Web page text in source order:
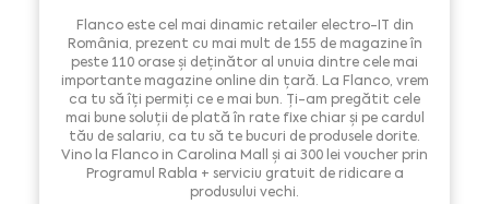
Flanco este cel mai dinamic retailer electro-IT din
România, prezent cu mai mult de 155 de magazine în
peste 110 orase și deținător al unuia dintre cele mai
importante magazine online din țară. La Flanco, vrem
ca tu să îți permiți ce e mai bun. Ți-am pregătit cele
mai bune soluții de plată în rate fixe chiar și pe cardul
tău de salariu, ca tu să te bucuri de produsele dorite.
Vino la Flanco in Carolina Mall și ai 300 lei voucher prin
Programul Rabla + serviciu gratuit de ridicare a
produsului vechi.